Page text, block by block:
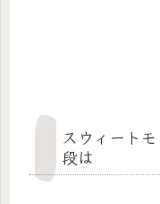
スウィート
段は